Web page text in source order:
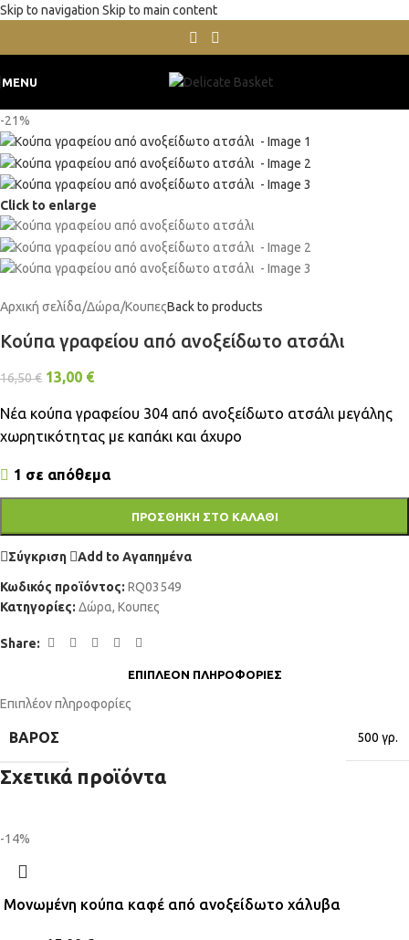
Skip to navigation Skip to main content
MENU
-21%
Click to enlarge
Αρχική σελίδα/Δώρα/ΚουπεςBack to products
Κούπα γραφείου από ανοξείδωτο ατσάλι
16,50€ 13,00 €
Νέα κούπα γραφείου 304 από ανοξείδωτο ατσάλι μεγάλης
χωρητικότητας με καπάκι και άχυρο
1 σε απόθεμα
ΠΡΟΣΘΉΚΗ ΣΤΟ ΚΑΛΆΘΙ
Σύγκριση Add to Αγαπημένα
Κωδικός προϊόντος: RQ03549
Κατηγορίες: Δώρα, Κουπες
Share:
ΕΠΙΠΛΈΟΝ ΠΛΗΡΟΦΟΡΊΕΣ
Επιπλέον πληροφορίες
ΒΆΡΟΣ 500 γρ.
Σχετικά προϊόντα
-14%
Μονωμένη κούπα καφέ από ανοξείδωτο χάλυβα